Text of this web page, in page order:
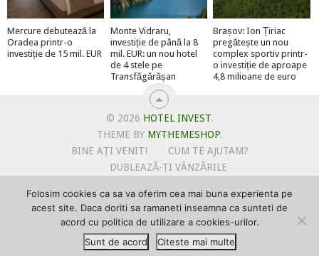
Mercure debutează la
Oradea printr-o
investiție de 15 mil. EUR
Monte Vidraru,
investiție de până la 8
mil. EUR: un nou hotel
de 4 stele pe
Transfăgărășan
Brașov: Ion Țiriac
pregătește un nou
complex sportiv printr-
o investiție de aproape
4,8 milioane de euro
© 2026 HOTEL INVEST.
THEME BY MYTHEMESHOP.
BINE AȚI VENIT!
CUM TE AJUTAM?
DUBLEAZĂ-ȚI VÂNZĂRILE
POLITICA DE UTILIZARE COOKIE-URI
PRIMEȘTI GRATUIT MEGA-CADOURI LA ABONARE
PROMOVEAZĂ-TE PE HOTELINVEST
TERMENI SI CONDITII
Folosim cookies ca sa va oferim cea mai buna experienta pe
acest site. Daca doriti sa ramaneti inseamna ca sunteti de
acord cu politica de utilizare a cookies-urilor.
Sunt de acord
Citeste mai multe